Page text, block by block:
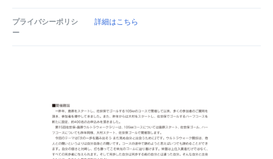
プライバシーポリシ
ー
詳細はこちら